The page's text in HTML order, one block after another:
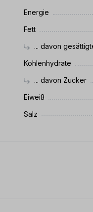
Energie
Fett
... davon
Kohlenhydrate
... davon Zucker
Eiweiß
Salz